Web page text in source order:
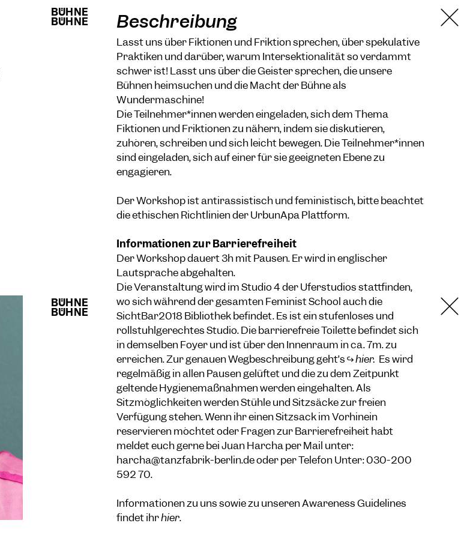
BÜHNE
BÜHNE
BÜHNE
BÜHNE Beschreibung
Lasst uns über Fiktionen und Friktion sprechen, über spekulative
Praktiken und darüber, warum Intersektionalität so verdammt
schwer ist! Lasst uns über die Geister sprechen, die unsere
Bühnen heimsuchen und die Macht der Bühne als
Wundermaschine!
Die Teilnehmer*innen werden eingeladen, sich dem Thema
Fiktionen und Friktionen zu nähern, indem sie diskutieren,
zuhören, schreiben und sich leicht bewegen. Die Teilnehmer*innen
sind eingeladen, sich auf einer für sie geeigneten Ebene zu
engagieren.
Der Workshop ist antirassistisch und feministisch, bitte beachtet
dieethischen Richtlinien der UrbunApa Plattform.
Informationen zur Barrierefreiheit
Der Workshop dauert 3h mit Pausen. Er wird in englischer
Lautsprache abgehalten.
Die Veranstaltung wird im Studio 4 der Uferstudios stattfinden,
wo sich während der gesamten Feminist School auch die
SichtBar2018 Bibliothek befindet. Es ist ein stufenloses und
rollstuhlgerechtes Studio. Die barrierefreie Toilette befindet sich
in demselben Foyer und ist über den Innenraum in ca. 7m. zu
erreichen. Zur genauen Wegbeschreibung geht’s ↪hier. Es wird
regelmäßig in allen Pausen gelüftet und die zu dem Zeitpunkt
geltende Hygienemaßnahmen werden eingehalten. Als
Sitzmöglichkeiten werden Stühle und Sitzsäcke zur freien
Verfügung stehen. Wenn ihr einen Sitzsack im Vorhinein
reservieren möchtet oder Fragen zur Barrierefreiheit habt
meldet euch gerne bei Juan Harcha per Mail unter:
harcha@tanzfabrik-berlin.deoder per Telefon Unter: 030-200
592 70.
Informationen zu uns sowie zu unseren Awareness Guidelines
findet ihrhier.